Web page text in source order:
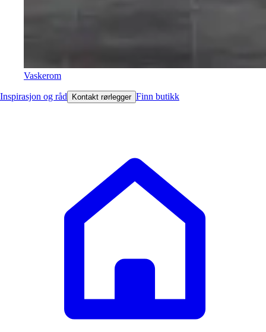
Vaskerom
Inspirasjon og råd Kontakt rørlegger Finn butikk